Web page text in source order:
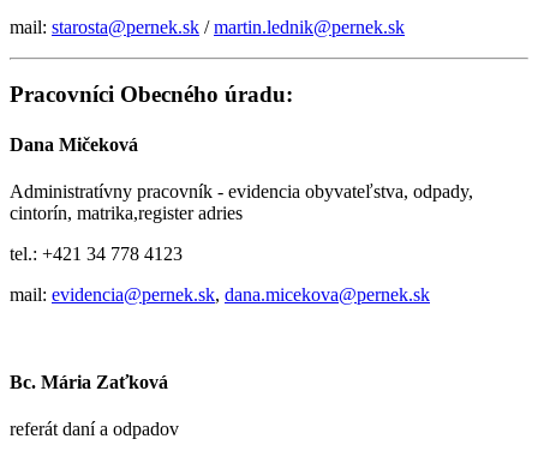
mail: starosta@pernek.sk /martin.lednik@pernek.sk
Pracovníci Obecného úradu:
Dana Mičeková
Administratívny pracovník - evidencia obyvateľstva, odpady,
cintorín, matrika,register adries
tel.: +421 34 778 4123
mail: evidencia@pernek.sk, dana.micekova@pernek.sk
Bc. Mária Zaťková
referát daní a odpadov